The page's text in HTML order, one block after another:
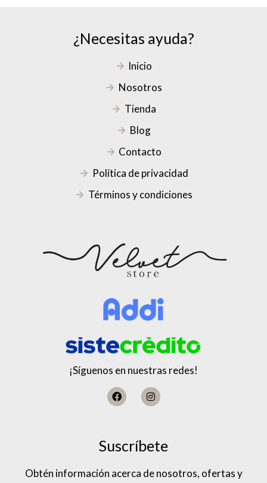
¿Necesitas ayuda?
Inicio
Nosotros
Tienda
Blog
Contacto
Política de privacidad
Términos y condiciones
¡Síguenos en nuestras redes!
Suscríbete
Obtén información acerca de nosotros, ofertas y